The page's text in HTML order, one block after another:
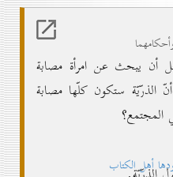
أن يبحث عن امرأة مصابة
الذرّيّة ستكون كلّها مصابة
المجتمع؟
أهل الكتاب